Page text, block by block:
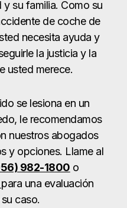
su familia. Como su
de coche de
necesita ayuda y
la justicia y la
usted merece.
se lesiona en un
le recomendamos
nuestros abogados
y opciones. Llame al
982-1800 o
para una evaluación
caso.